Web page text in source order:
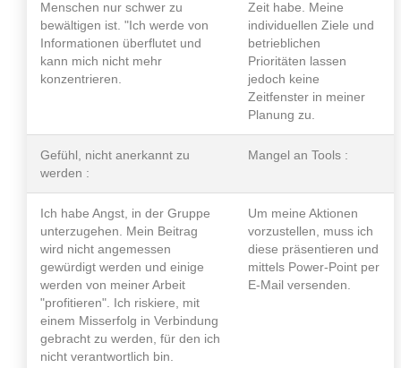
Menschen nur schwer zu
bewältigen ist. "Ich werde von
Informationen überflutet und
kann mich nicht mehr
konzentrieren.
Zeit habe. Meine
individuellen Ziele und
betrieblichen
Prioritäten lassen
jedoch keine
Zeitfenster in meiner
Planung zu.
Gefühl, nicht anerkannt zu
werden :
Mangel an Tools :
Ich habe Angst, in der Gruppe
unterzugehen. Mein Beitrag
wird nicht angemessen
gewürdigt werden und einige
werden von meiner Arbeit
"profitieren". Ich riskiere, mit
einem Misserfolg in Verbindung
gebracht zu werden, für den ich
nicht verantwortlich bin.
Um meine Aktionen
vorzustellen, muss ich
diese präsentieren und
mittels Power-Point per
E-Mail versenden.